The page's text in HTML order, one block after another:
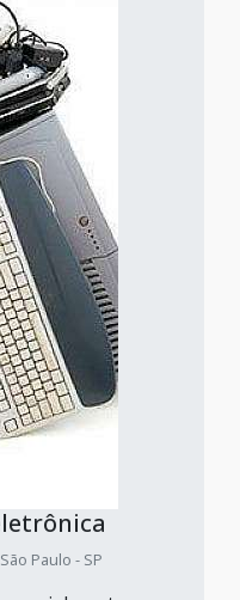
Paulo - SP